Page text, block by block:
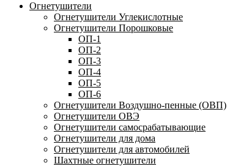
Огнетушители
Огнетушители Углекислотные
Огнетушители Порошковые
ОП-1
ОП-2
ОП-3
ОП-4
ОП-5
ОП-6
Огнетушители Воздушно-пенные (ОВП)
Огнетушители ОВЭ
Огнетушители самосрабатывающие
Огнетушители для дома
Огнетушители для автомобилей
Шахтные огнетушители